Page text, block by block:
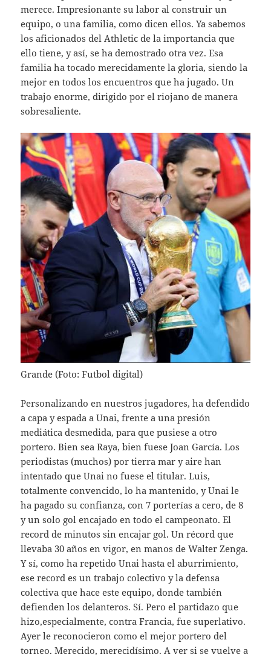
merece. Impresionante su labor al construir un
equipo, o una familia, como dicen ellos. Ya sabemos
los aficionados del Athletic de la importancia que
ello tiene, y así, se ha demostrado otra vez. Esa
familia ha tocado merecidamente la gloria, siendo la
mejor en todos los encuentros que ha jugado. Un
trabajo enorme, dirigido por el riojano de manera
sobresaliente.
Grande (Foto: Futbol digital)
Personalizando en nuestros jugadores, ha defendido
a capa y espada a Unai, frente a una presión
mediática desmedida, para que pusiese a otro
portero. Bien sea Raya, bien fuese Joan García. Los
periodistas (muchos) por tierra mar y aire han
intentado que Unai no fuese el titular. Luis,
totalmente convencido, lo ha mantenido, y Unai le
ha pagado su confianza, con 7 porterías a cero, de 8
y un solo gol encajado en todo el campeonato. El
record de minutos sin encajar gol. Un récord que
llevaba 30 años en vigor, en manos de Walter Zenga.
Y sí, como ha repetido Unai hasta el aburrimiento,
ese record es un trabajo colectivo y la defensa
colectiva que hace este equipo, donde también
defienden los delanteros. Sí. Pero el partidazo que
hizo,especialmente, contra Francia, fue superlativo.
Ayer le reconocieron como el mejor portero del
torneo. Merecido, merecidísimo. A ver si se vuelve a